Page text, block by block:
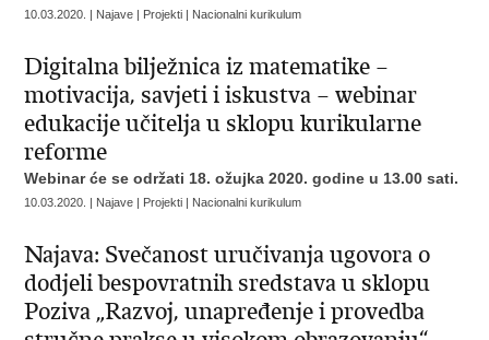
10.03.2020. | Najave | Projekti | Nacionalni kurikulum
Digitalna bilježnica iz matematike –
motivacija, savjeti i iskustva – webinar
edukacije učitelja u sklopu kurikularne
reforme
Webinar će se održati 18. ožujka 2020. godine u 13.00 sati.
10.03.2020. | Najave | Projekti | Nacionalni kurikulum
Najava: Svečanost uručivanja ugovora o
dodjeli bespovratnih sredstava u sklopu
Poziva „Razvoj, unapređenje i provedba